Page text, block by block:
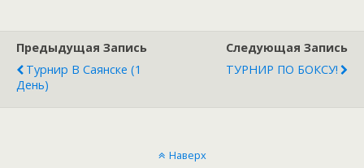
Предыдущая Запись
Турнир В Саянске (1
День)
Следующая Запись
ТУРНИР ПО БОКСУ!
Наверх